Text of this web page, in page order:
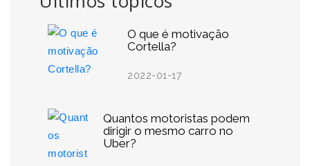
O que é motivação
Cortella?
2022-01-17
Quantos motoristas podem
dirigir o mesmo carro no
Uber?